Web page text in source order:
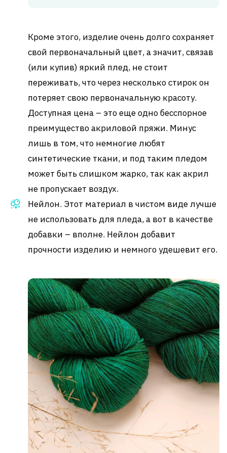
Кроме этого, изделие очень долго сохраняет
свой первоначальный цвет, а значит, связав
(или купив) яркий плед, не стоит
переживать, что через несколько стирок он
потеряет свою первоначальную красоту.
Доступная цена – это еще одно бесспорное
преимущество акриловой пряжи. Минус
лишь в том, что немногие любят
синтетические ткани, и под таким пледом
может быть слишком жарко, так как акрил
не пропускает воздух.
Нейлон. Этот материал в чистом виде лучше
не использовать для пледа, а вот в качестве
добавки – вполне. Нейлон добавит
прочности изделию и немного удешевит его.